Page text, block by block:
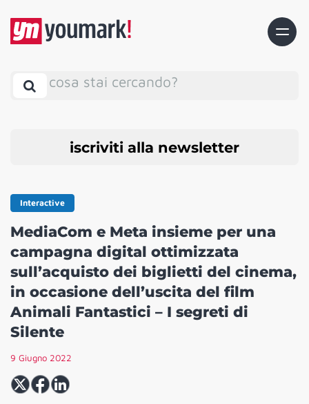
cosa stai cercando?
iscriviti alla newsletter
Interactive
MediaCom e Meta insieme per una
campagna digital ottimizzata
sull’acquisto dei biglietti del cinema,
in occasione dell’uscita del film
Animali Fantastici – I segreti di
Silente
9 Giugno 2022